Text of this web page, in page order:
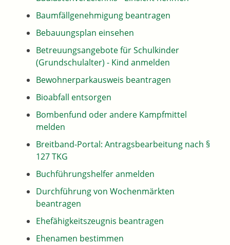
Baumfällgenehmigung beantragen
Bebauungsplan einsehen
Betreuungsangebote für Schulkinder
(Grundschulalter) - Kind anmelden
Bewohnerparkausweis beantragen
Bioabfall entsorgen
Bombenfund oder andere Kampfmittel
melden
Breitband-Portal: Antragsbearbeitung nach §
127 TKG
Buchführungshelfer anmelden
Durchführung von Wochenmärkten
beantragen
Ehefähigkeitszeugnis beantragen
Ehenamen bestimmen